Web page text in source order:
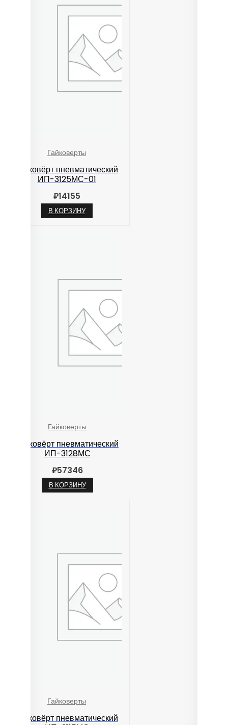
Гайковерты
Гайковёрт пневматический
ИП-3125МС-01
₽14155
В КОРЗИНУ
Гайковерты
Гайковёрт пневматический
ИП-3128МС
₽57346
В КОРЗИНУ
Гайковерты
Гайковёрт пневматический